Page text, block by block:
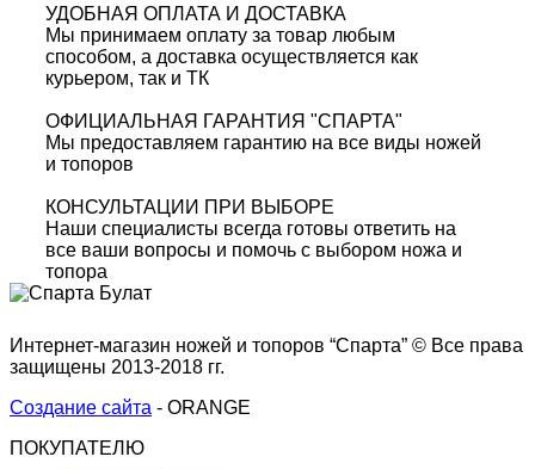
УДОБНАЯ ОПЛАТА И ДОСТАВКА
Мы принимаем оплату за товар любым
способом, а доставка осуществляется как
курьером, так и ТК
ОФИЦИАЛЬНАЯ ГАРАНТИЯ "СПАРТА"
Мы предоставляем гарантию на все виды ножей
и топоров
КОНСУЛЬТАЦИИ ПРИ ВЫБОРЕ
Наши специалисты всегда готовы ответить на
все ваши вопросы и помочь с выбором ножа и
топора
Интернет-магазин ножей и топоров “Спарта” © Все права
защищены 2013-2018 гг.
Создание сайта - ORANGE
ПОКУПАТЕЛЮ